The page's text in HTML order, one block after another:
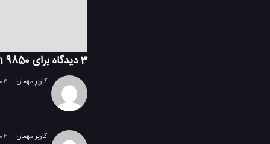
3 دیدگاه برای 9850
کاربر مهمان 4 سال پیش
کاربر مهمان 4 سال پیش